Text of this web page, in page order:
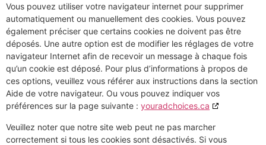
Vous pouvez utiliser votre navigateur internet pour supprimer
automatiquement ou manuellement des cookies. Vous pouvez
également préciser que certains cookies ne doivent pas être
déposés. Une autre option est de modifier les réglages de votre
navigateur Internet afin de recevoir un message à chaque fois
qu’un cookie est déposé. Pour plus d’informations à propos de
ces options, veuillez vous référer aux instructions dans la section
Aide de votre navigateur. Ou vous pouvez indiquer vos
préférences sur la page suivante : youradchoices.ca
Veuillez noter que notre site web peut ne pas marcher
correctement si tous les cookies sont désactivés. Si vous